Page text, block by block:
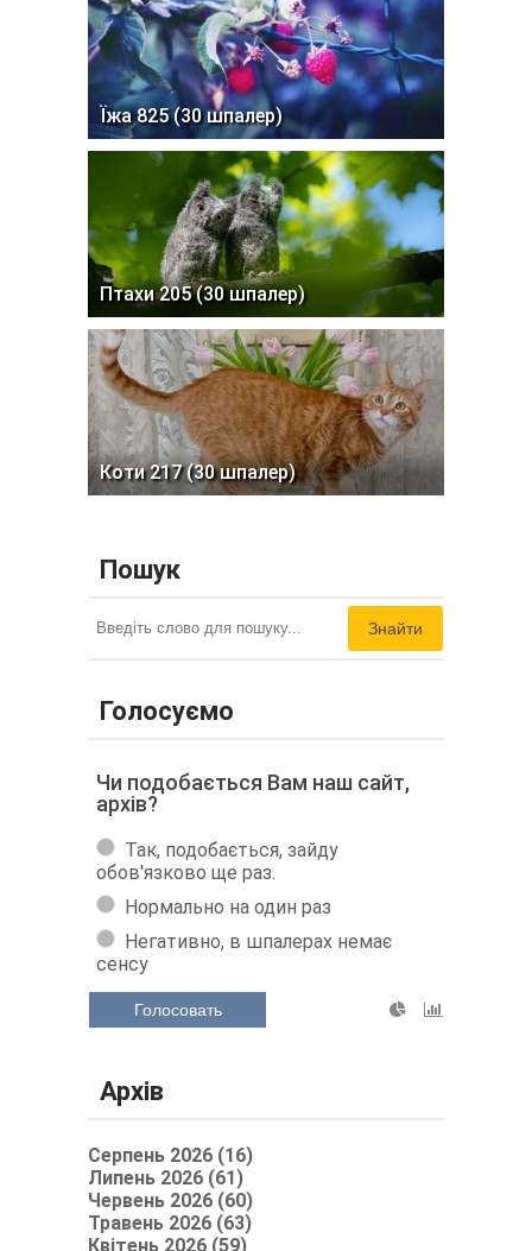
Їжа 825 (30 шпалер)
Птахи 205 (30 шпалер)
Коти 217 (30 шпалер)
Пошук
Знайти
Голосуємо
Чи подобається Вам наш сайт,
архів?
Так, подобається, зайду
обов'язково ще раз.
Нормально на один раз
Негативно, в шпалерах немає
сенсу
Голосовать
Архів
Серпень 2026 (16)
Липень 2026 (61)
Червень 2026 (60)
Травень 2026 (63)
Квітень 2026 (59)